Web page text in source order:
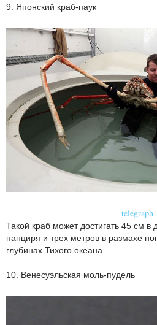
9. Японский краб-паук
telegraph
Такой краб может достигать 45 см в
панциря и трех метров в размахе
глубинах Тихого океана.
10. Венесуэльская моль-пудель